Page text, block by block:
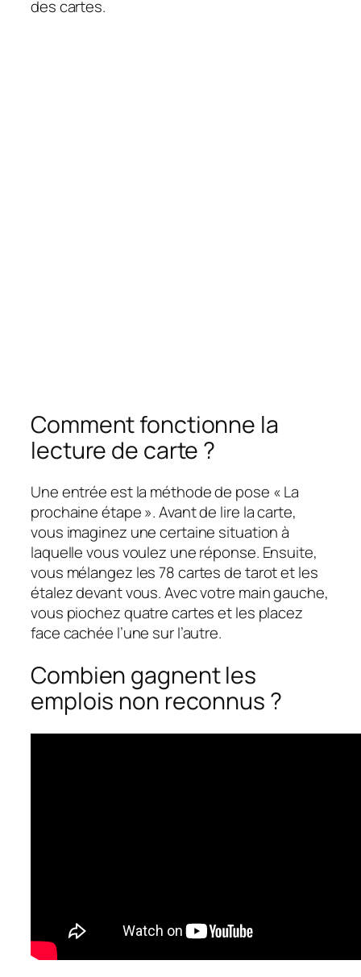
des cartes.
Comment fonctionne la
lecture de carte ?
Une entrée est la méthode de pose « La
prochaine étape ». Avant de lire la carte,
vous imaginez une certaine situation à
laquelle vous voulez une réponse. Ensuite,
vous mélangez les 78 cartes de tarot et les
étalez devant vous. Avec votre main gauche,
vous piochez quatre cartes et les placez
face cachée l’une sur l’autre.
Combien gagnent les
emplois non reconnus ?